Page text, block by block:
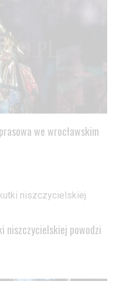
we wrocławskim
niszczycielskiej powodzi